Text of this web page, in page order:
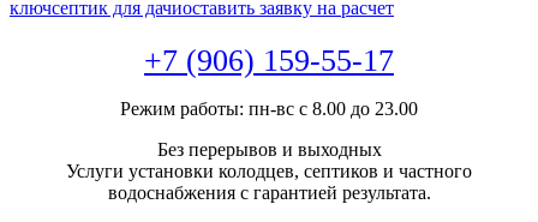
ключсептик для дачиоставить заявку на расчет
+7 (906) 159-55-17
Режим работы: пн-вс с 8.00 до 23.00
Без перерывов и выходных
Услуги установки колодцев, септиков и частного
водоснабжения с гарантией результата.